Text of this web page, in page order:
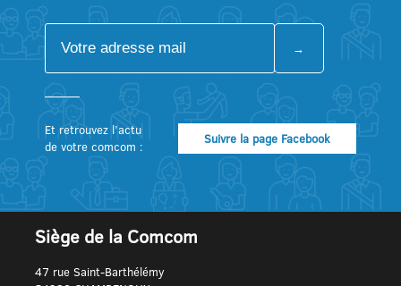
Et retrouvez l’actu
de votre comcom :
Suivre la page Facebook
Siège de la Comcom
47 rue Saint-Barthélémy